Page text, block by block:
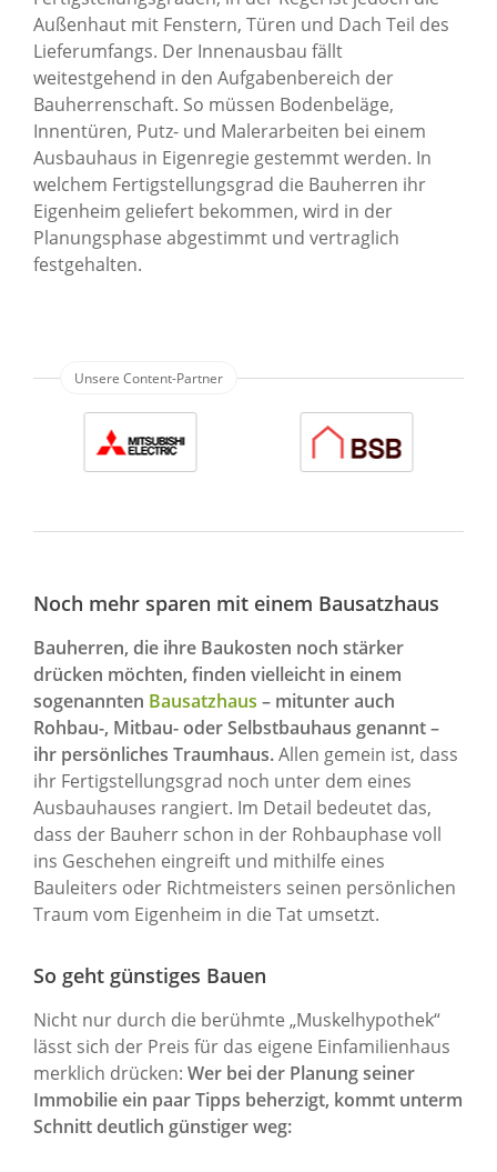
Außenhaut mit Fenstern, Türen und Dach Teil des
Lieferumfangs. Der Innenausbau fällt
weitestgehend in den Aufgabenbereich der
Bauherrenschaft. So müssen Bodenbeläge,
Innentüren, Putz- und Malerarbeiten bei einem
Ausbauhaus in Eigenregie gestemmt werden. In
welchem Fertigstellungsgrad die Bauherren ihr
Eigenheim geliefert bekommen, wird in der
Planungsphase abgestimmt und vertraglich
festgehalten.
Noch mehr sparen mit einem Bausatzhaus
Bauherren, die ihre Baukosten noch stärker
drücken möchten, finden vielleicht in einem
sogenannten Bausatzhaus – mitunter auch
Rohbau-, Mitbau- oder Selbstbauhaus genannt –
ihr persönliches Traumhaus.Allen gemein ist, dass
ihr Fertigstellungsgrad noch unter dem eines
Ausbauhauses rangiert. Im Detail bedeutet das,
dass der Bauherr schon in der Rohbauphase voll
ins Geschehen eingreift und mithilfe eines
Bauleiters oder Richtmeisters seinen persönlichen
Traum vom Eigenheim in die Tat umsetzt.
So geht günstiges Bauen
Nicht nur durch die berühmte „Muskelhypothek“
lässt sich der Preis für das eigene Einfamilienhaus
merklich drücken: Wer bei der Planung seiner
Immobilie ein paar Tipps beherzigt, kommt unterm
Schnitt deutlich günstiger weg: